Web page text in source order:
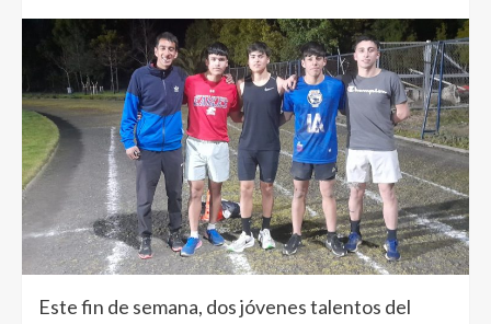
Este fin de semana, dos jóvenes talentos del